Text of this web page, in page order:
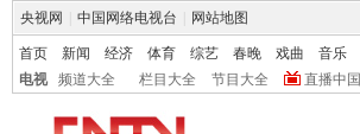
央视网 中国网络电视台 网站地图
首页 新闻 经济 体育 综艺 春晚 戏曲 音乐
电视
频道大全 栏目大全 节目大全 直播中国